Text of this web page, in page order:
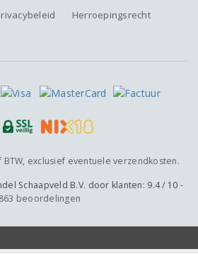
Herroepingsrecht
exclusief eventuele verzendkosten.
Schaapveld B.V. door klanten: 9.4/ 10 -
863 beoordelingen